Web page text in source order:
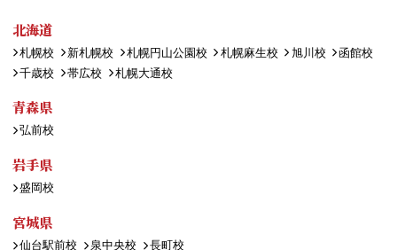
北海道
札幌校 新札幌校 札幌円山公園校 札幌麻生校 旭川校
函館校
千歳校
帯広校 札幌大通校
青森県
弘前校
岩手県
盛岡校
宮城県
仙台駅前校 泉中央校 長町校